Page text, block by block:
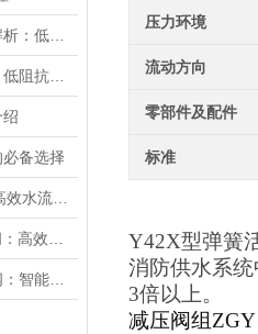
备选择
压力环境
流动方向
零部件及配件
标准
Y42X型弹簧
消防供水系
3倍以上。
减压阀组